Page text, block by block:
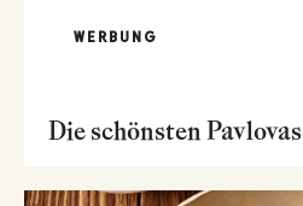
WERBUNG
Die schönsten Pavlovas